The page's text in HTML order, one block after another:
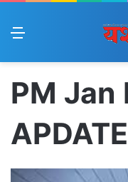
Menu
PM Jan
APDATE